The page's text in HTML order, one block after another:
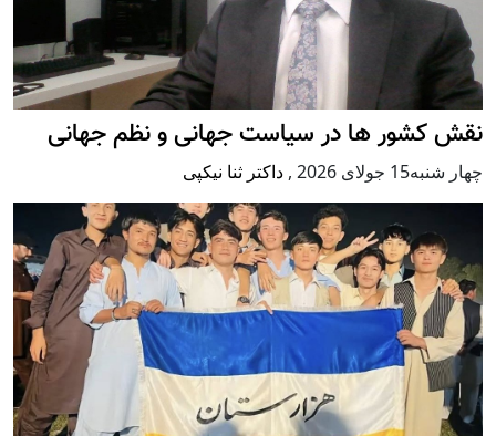
نقش کشور ها در سیاست جهانی و نظم جهانی
چهار شنبه15 جولای 2026 , داکتر ثنا نیکپی